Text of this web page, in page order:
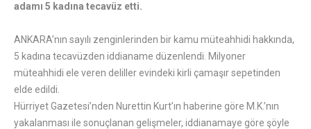
adamı 5 kadına tecavüz etti.
ANKARA’nın sayılı zenginlerinden bir kamu müteahhidi hakkında,
5 kadına tecavüzden iddianame düzenlendi. Milyoner
müteahhidi ele veren deliller evindeki kirli çamaşır sepetinden
elde edildi.
Hürriyet Gazetesi’nden Nurettin Kurt’ın haberine göre M.K.’nın
yakalanması ile sonuçlanan gelişmeler, iddianamaye göre şöyle